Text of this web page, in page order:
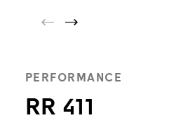
PERFORMANCE
RR 411